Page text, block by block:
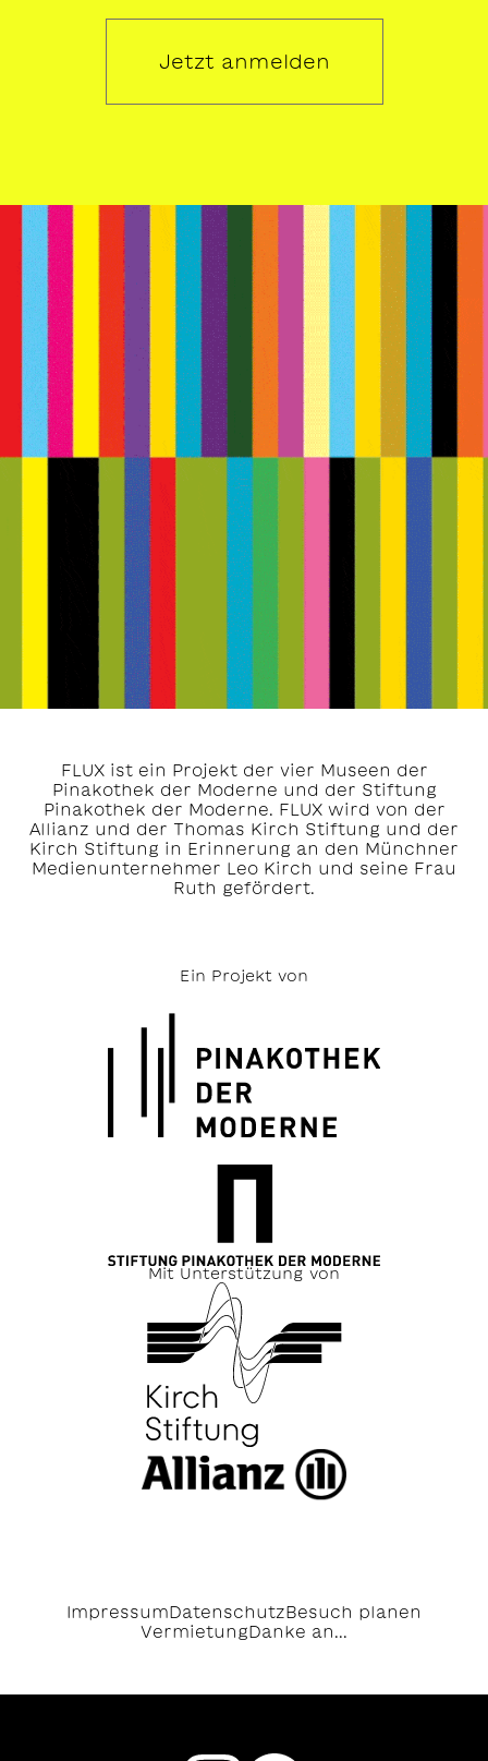
FLUX ist ein Projekt der vier Museen der
Pinakothek der Moderne und der Stiftung
Pinakothek der Moderne. FLUX wird von der
Allianz und der Thomas Kirch Stiftung und der
Kirch Stiftung in Erinnerung an den Münchner
Medienunternehmer Leo Kirch und seine Frau
Ruth gefördert.
Ein Projekt von
Mit Unterstützung von
Impressum Datenschutz Besuch planen
Vermietung Danke an...